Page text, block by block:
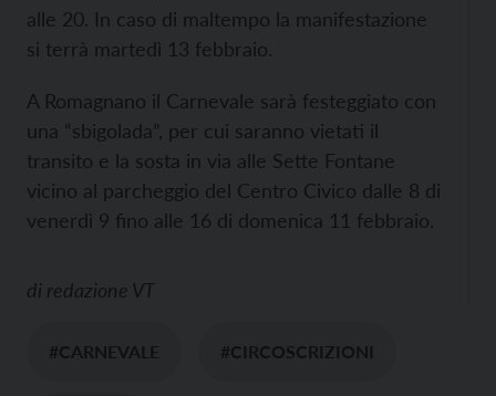
alle 20. In caso di maltempo la manifestazione
si terrà martedì 13 febbraio.
A Romagnano il Carnevale sarà festeggiato con
una “sbigolada”, per cui saranno vietati il
transito e la sosta in via alle Sette Fontane
vicino al parcheggio del Centro Civico dalle 8 di
venerdì 9 fino alle 16 di domenica 11 febbraio.
di redazione VT
#CARNEVALE #CIRCOSCRIZIONI